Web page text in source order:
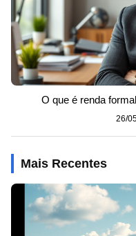
O que é renda
26/
Mais Recentes